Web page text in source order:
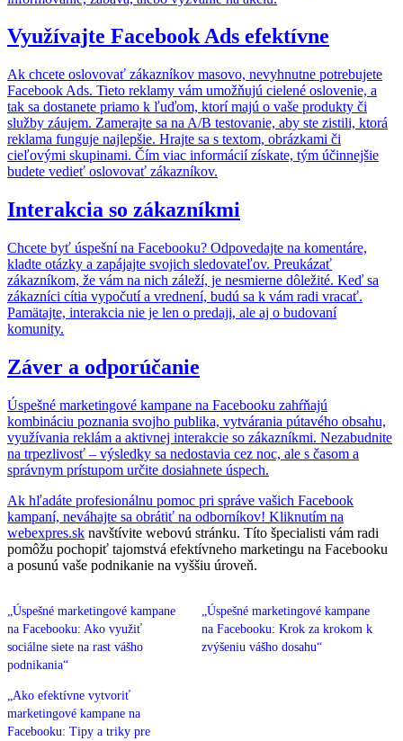
Využívajte Facebook Ads efektívne
Ak chcete oslovovať zákazníkov masovo, nevyhnutne potrebujete
Facebook Ads. Tieto reklamy vám umožňujú cielené oslovenie, a
tak sa dostanete priamo k ľuďom, ktorí majú o vaše produkty či
služby záujem. Zamerajte sa na A/B testovanie, aby ste zistili, ktorá
reklama funguje najlepšie. Hrajte sa s textom, obrázkami či
cieľovými skupinami. Čím viac informácií získate, tým účinnejšie
budete vedieť oslovovať zákazníkov.
Interakcia so zákazníkmi
Chcete byť úspešní na Facebooku? Odpovedajte na komentáre,
kladte otázky a zapájajte svojich sledovateľov. Preukázať
zákazníkom, že vám na nich záleží, je nesmierne dôležité. Keď sa
zákazníci cítia vypočutí a vrednení, budú sa k vám radi vracať.
Pamätajte, interakcia nie je len o predaji, ale aj o budovaní
komunity.
Záver a odporúčanie
Úspešné marketingové kampane na Facebooku zahŕňajú
kombináciu poznania svojho publika, vytvárania pútavého obsahu,
využívania reklám a aktivnej interakcie so zákazníkmi. Nezabudnite
na trpezlivosť – výsledky sa nedostavia cez noc, ale s časom a
správnym prístupom určite dosiahnete úspech.
Ak hľadáte profesionálnu pomoc pri správe vašich Facebook
kampaní, neváhajte sa obrátiť na odborníkov! Kliknutím na
webexpres.sk navštívite webovú stránku. Títo špecialisti vám radi
pomôžu pochopiť tajomstvá efektívneho marketingu na Facebooku
a posunú vaše podnikanie na vyššiu úroveň.
„Úspešné marketingové kampane
na Facebooku: Ako využiť
sociálne siete na rast vášho
podnikania“
„Úspešné marketingové kampane
na Facebooku: Krok za krokom k
zvýšeniu vášho dosahu“
„Ako efektívne vytvoriť
marketingové kampane na
Facebooku: Tipy a triky pre